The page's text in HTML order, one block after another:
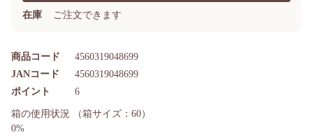
在庫 ご注文できます
商品コード 4560319048699
ポイント 6
JANコード 4560319048699
箱の使用状況
（箱サイズ：60）
0%